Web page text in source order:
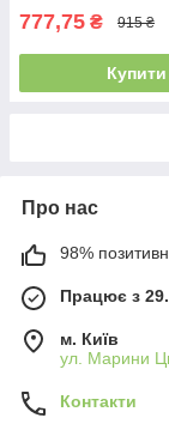
777,75 ₴ 915 ₴
Купити
Про нас
98%
Працює з
м. Київ
ул. Марини
Контакти